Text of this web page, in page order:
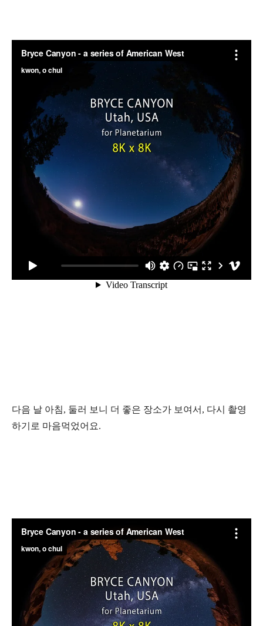
다음 날 아침, 둘러 보니 더 좋은 장소가 보여서, 다시 촬영
하기로 마음먹었어요.